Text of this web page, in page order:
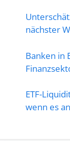
nächster
Banken in
ETF-
wenn es